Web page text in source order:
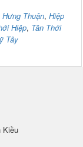
Thuận, Hiệp
Hiệp, Tân Thới
Tây
Kiều